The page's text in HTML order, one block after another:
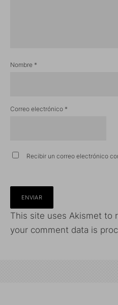
Nombre *
Correo electrónico *
Recibir un correo electrónico
This site uses Akismet to
your comment data is